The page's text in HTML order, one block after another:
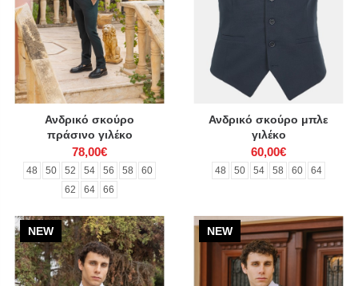
Ανδρικό σκούρο
πράσινο γιλέκο
78,00€
48 50 52 54 56 58
60
62
64 66
Ανδρικό σκούρο μπλε
γιλέκο
60,00€
48 50 54 58 60 64
NEW NEW